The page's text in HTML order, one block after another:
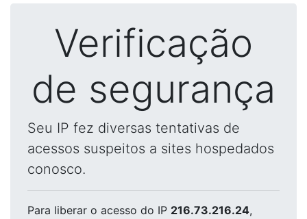
Verificação
de segurança
Seu IP fez diversas tentativas de
acessos suspeitos a sites hospedados
conosco.
Para liberar o acesso do IP 216.73.216.24,